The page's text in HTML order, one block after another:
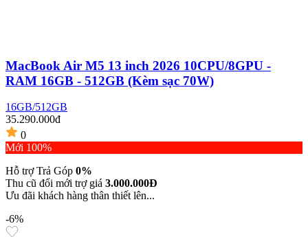
MacBook Air M5 13 inch 2026 10CPU/8GPU -
RAM 16GB - 512GB (Kèm sạc 70W)
16GB/512GB
35.290.000đ
0
Mới 100%
Hỗ trợ Trả Góp 0%
Thu cũ đổi mới trợ giá 3.000.000Đ
Ưu đãi khách hàng thân thiết lên...
-6%